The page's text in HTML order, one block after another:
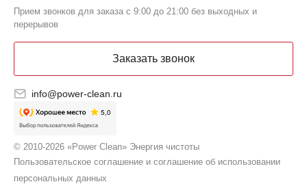
Прием звонков для заказа с 9:00 до 21:00 без выходных и
перерывов
Заказать звонок
info@power-clean.ru
© 2010-2026 «Power Clean» Энергия чистоты
Пользовательское соглашение и соглашение об использовании
персональных данных